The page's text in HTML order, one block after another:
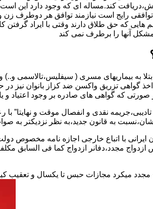
کند.مساله ای که وجود دارد
رایج است نیازمند توافق هر دوطرف
هایی که حق طلاق دارند وقتی با ایراد
آنها را برطرف نمی کند
گواهی تزریق واکسن ضد کزاز بانوان
صورتی که گواهی های صادره بر وجود اعتیاد و
نقدی و انفصال موقت و
به قانون جدید،به نظر نزدیکتر به
نسخ ماده ۱۶ قانون حمایت از خانواده مصوب ۱۳۵۳در خصوص ازدواج
مجدد میکرد مجازات حبس تا یکسال و